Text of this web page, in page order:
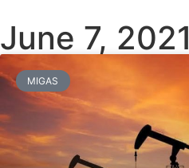
June 7, 2021
MIGAS